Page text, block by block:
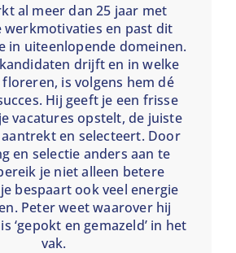
al meer dan 25 jaar met
werkmotivaties en past dit
in uiteenlopende domeinen.
drijft en in welke
is volgens hem dé
Hij geeft je een frisse
vacatures opstelt, de juiste
en selecteert. Door
en selectie anders aan te
je niet alleen betere
bespaart ook veel energie
Peter weet waarover hij
‘gepokt en gemazeld’ in het
vak.